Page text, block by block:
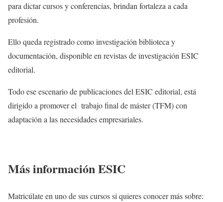
para dictar cursos y conferencias, brindan fortaleza a cada
profesión.
Ello queda registrado como investigación biblioteca y
documentación, disponible en revistas de investigación ESIC
editorial.
Todo ese escenario de publicaciones del ESIC editorial, está
dirigido a promover el trabajo final de máster (TFM) con
adaptación a las necesidades empresariales.
Más información ESIC
Matricúlate en uno de sus cursos si quieres conocer más sobre: